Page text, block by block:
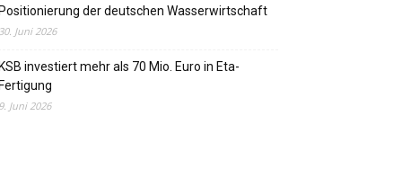
der deutschen Wasserwirtschaft
Juni 2026
investiert mehr als 70 Mio. Euro in Eta-
Juni 2026